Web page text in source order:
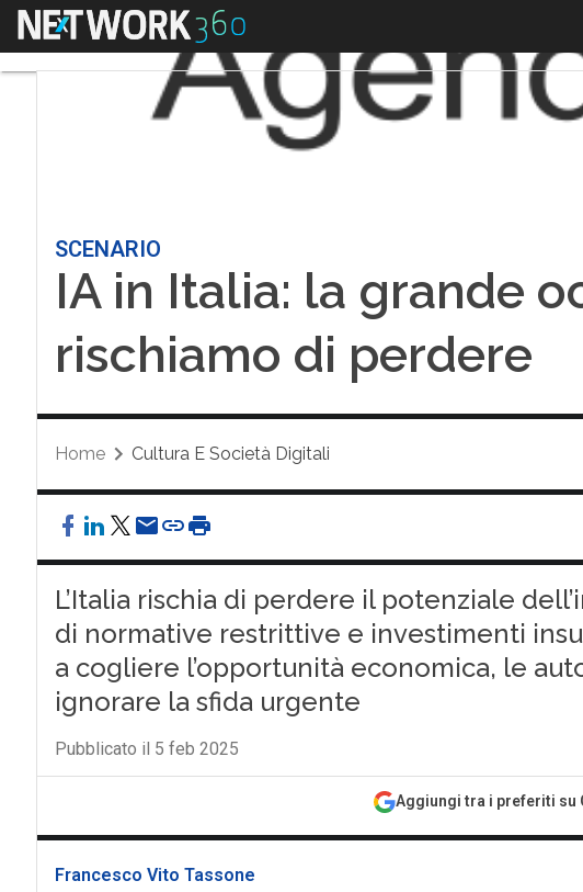
Menu
SCENARIO
IA in Italia: la grande
rischiamo di perdere
Home Cultura E Società Digitali
L’Italia rischia di perdere il potenziale
di normative restrittive e investimenti
a cogliere l’opportunità economica, le
ignorare la sfida urgente
Pubblicato il 5 feb 2025
Aggiungi tra i preferiti su
Francesco Vito Tassone